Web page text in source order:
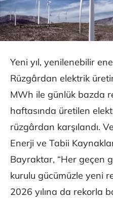
Yeni yıl, yenilenebilir
Rüzgârdan elektrik
MWh ile günlük bazda
haftasında üretilen
rüzgârdan karşılandı.
Enerji ve Tabii
Bayraktar, “Her geçen
kurulu gücümüzle yeni
2026 yılına da rekorla